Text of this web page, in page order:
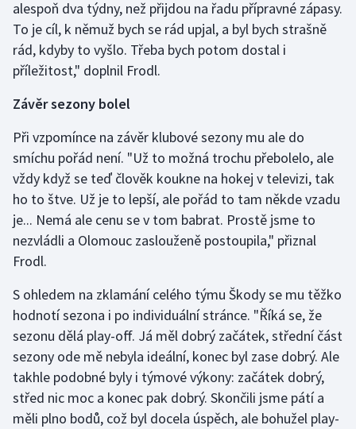
Stolní tenis
Triatlon
Volejbal
Ostatní
alespoň dva týdny, než přijdou na řadu přípravné zápasy.
To je cíl, k němuž bych se rád upjal, a byl bych strašně
rád, kdyby to vyšlo. Třeba bych potom dostal i
příležitost," doplnil Frodl.
Závěr sezony bolel
Při vzpomínce na závěr klubové sezony mu ale do
smíchu pořád není. "Už to možná trochu přebolelo, ale
vždy když se teď člověk koukne na hokej v televizi, tak
ho to štve. Už je to lepší, ale pořád to tam někde vzadu
je... Nemá ale cenu se v tom babrat. Prostě jsme to
nezvládli a Olomouc zaslouženě postoupila," přiznal
Frodl.
S ohledem na zklamání celého týmu Škody se mu těžko
hodnotí sezona i po individuální stránce. "Říká se, že
sezonu dělá play-off. Já měl dobrý začátek, střední část
sezony ode mě nebyla ideální, konec byl zase dobrý. Ale
takhle podobné byly i týmové výkony: začátek dobrý,
střed nic moc a konec pak dobrý. Skončili jsme pátí a
měli plno bodů, což byl docela úspěch, ale bohužel play-